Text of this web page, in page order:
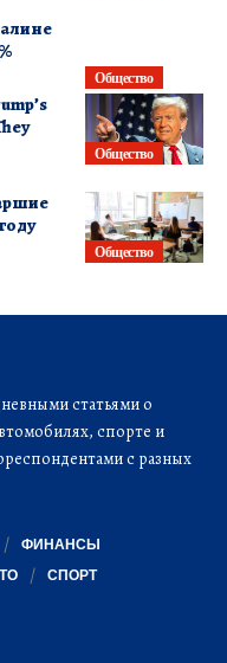
Общество
Общество
Общество
статьями о
спорте и
с разных
ФИНАНСЫ
СПОРТ